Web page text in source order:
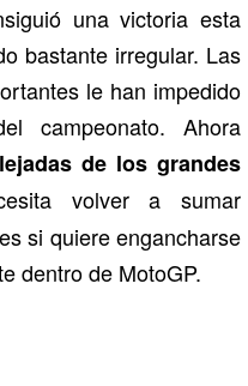
una victoria esta
bastante irregular. Las
le han impedido
campeonato. Ahora
de los grandes
volver a sumar
si quiere engancharse
dentro de MotoGP.